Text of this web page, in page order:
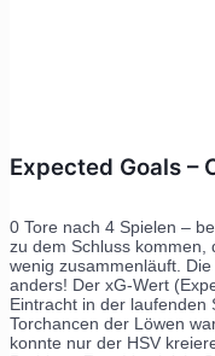
Expected Goals –
0 Tore nach 4 Spielen –
zu dem Schluss kommen,
wenig zusammenläuft.
anders! Der xG-Wert
Eintracht in der laufenden
Torchancen der Löwen
konnte nur der HSV